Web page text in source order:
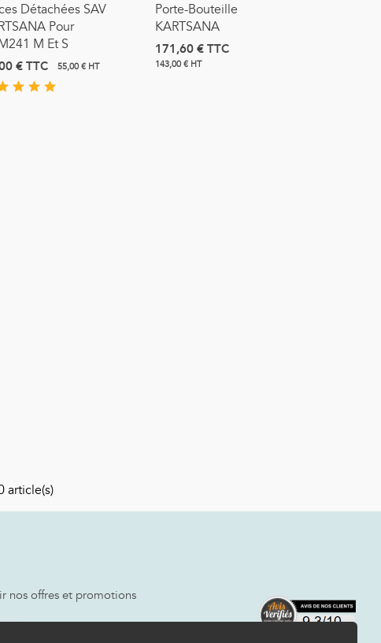
Détachées SAV
Pour
M Et S
€TTC 55,00 € HT
Porte-Bouteille
KARTSANA
171,60 €TTC
143,00 € HT
article(s)
nos offres et promotions